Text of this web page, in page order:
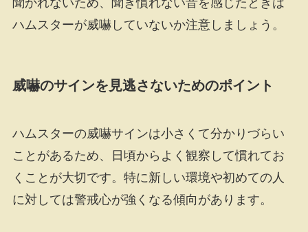
聞かれないため、聞き慣れない音を感じたときは
ハムスターが威嚇していないか注意しましょう。
威嚇のサインを見逃さないためのポイント
ハムスターの威嚇サインは小さくて分かりづらい
ことがあるため、日頃からよく観察して慣れてお
くことが大切です。特に新しい環境や初めての人
に対しては警戒心が強くなる傾向があります。